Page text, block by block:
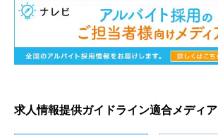
求人情報提供ガイドライン適合メディア